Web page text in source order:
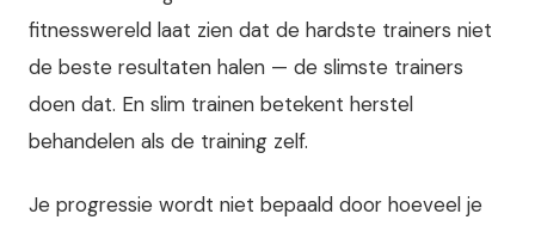
fitnesswereld laat zien dat de hardste trainers niet
de beste resultaten halen — de slimste trainers
doen dat. En slim trainen betekent herstel
behandelen als de training zelf.
Je progressie wordt niet bepaald door hoeveel je